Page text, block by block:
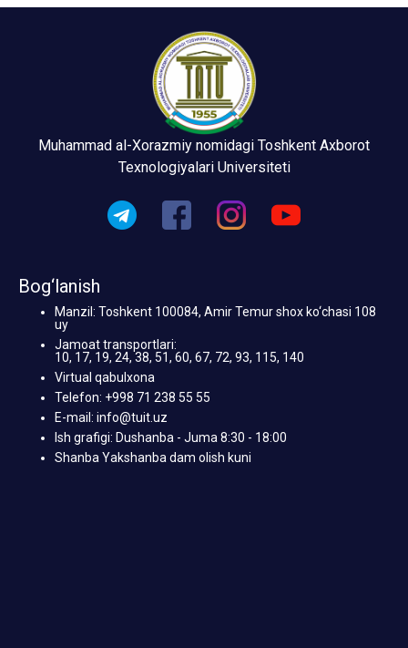
Muhammad al-Xorazmiy nomidagi Toshkent Axborot
Texnologiyalari Universiteti
Bog‘lanish
Manzil: Toshkent 100084, Amir Temur shox ko‘chasi 108
uy
Jamoat transportlari:
10, 17, 19, 24, 38, 51, 60, 67, 72, 93, 115, 140
Virtual qabulxona
Telefon: +998 71 238 55 55
E-mail: info@tuit.uz
Ish grafigi: Dushanba - Juma 8:30 - 18:00
Shanba Yakshanba dam olish kuni